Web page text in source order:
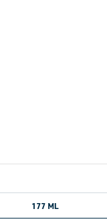
177 ML